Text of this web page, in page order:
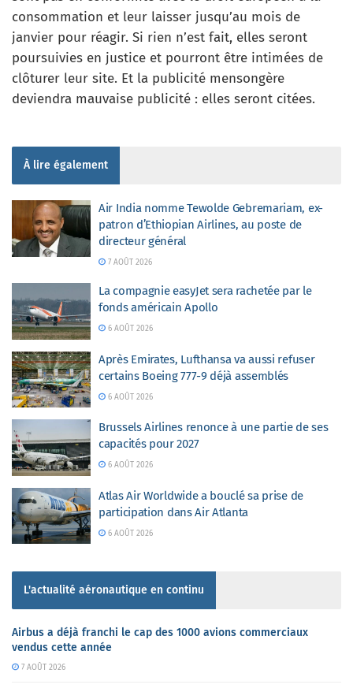
consommation et leur laisser jusqu’au mois de
janvier pour réagir. Si rien n’est fait, elles seront
poursuivies en justice et pourront être intimées de
clôturer leur site. Et la publicité mensongère
deviendra mauvaise publicité : elles seront citées.
À lire également
Air India nomme Tewolde Gebremariam, ex-
patron d’Ethiopian Airlines, au poste de
directeur général
7 AOÛT 2026
La compagnie easyJet sera rachetée par le
fonds américain Apollo
6 AOÛT 2026
Après Emirates, Lufthansa va aussi refuser
certains Boeing 777-9 déjà assemblés
6 AOÛT 2026
Brussels Airlines renonce à une partie de ses
capacités pour 2027
6 AOÛT 2026
Atlas Air Worldwide a bouclé sa prise de
participation dans Air Atlanta
6 AOÛT 2026
L'actualité aéronautique en continu
Airbus a déjà franchi le cap des 1000 avions commerciaux
vendus cette année
7 AOÛT 2026